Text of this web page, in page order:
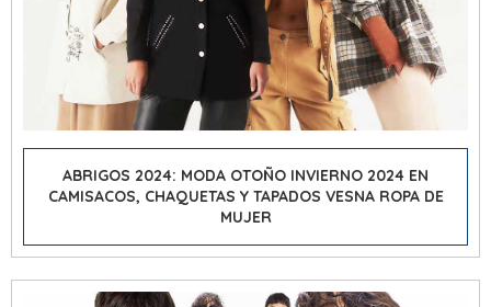
ABRIGOS 2024: MODA OTOÑO INVIERNO 2024 EN
CAMISACOS, CHAQUETAS Y TAPADOS VESNA ROPA DE
MUJER